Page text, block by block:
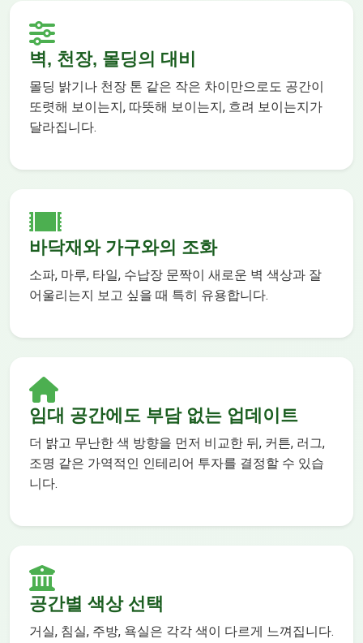
벽, 천장, 몰딩의 대비
몰딩 밝기나 천장 톤 같은 작은 차이만으로도 공간이
또렷해 보이는지, 따뜻해 보이는지, 흐려 보이는지가
달라집니다.
바닥재와 가구와의 조화
소파, 마루, 타일, 수납장 문짝이 새로운 벽 색상과 잘
어울리는지 보고 싶을 때 특히 유용합니다.
임대 공간에도 부담 없는 업데이트
더 밝고 무난한 색 방향을 먼저 비교한 뒤, 커튼, 러그,
조명 같은 가역적인 인테리어 투자를 결정할 수 있습
니다.
공간별 색상 선택
거실, 침실, 주방, 욕실은 각각 색이 다르게 느껴집니다.